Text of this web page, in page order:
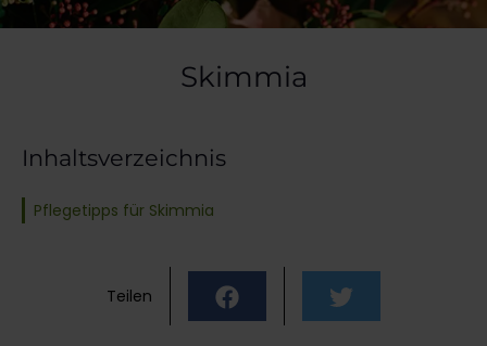
Skimmia
Inhaltsverzeichnis
Pflegetipps für Skimmia
Teilen